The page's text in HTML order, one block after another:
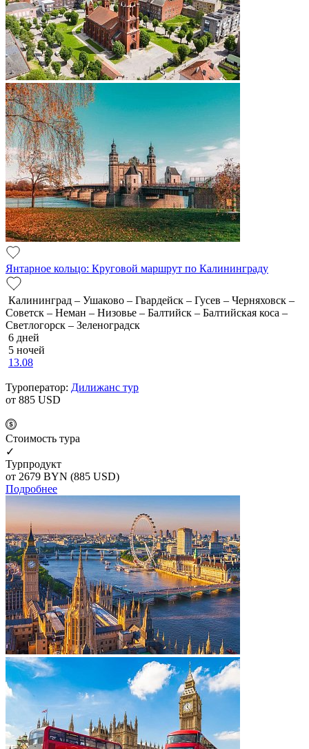
Янтарное кольцо: Круговой маршрут по Калининграду
Калининград – Ушаково – Гвардейск – Гусев – Черняховск –
Советск – Неман – Низовье – Балтийск – Балтийская коса –
Светлогорск – Зеленоградск
6 дней
5 ночей
13.08
Туроператор: Дилижанс тур
от 885 USD
Cтоимость тура
✓
Турпродукт
от 2679 BYN (885 USD)
Подробнее